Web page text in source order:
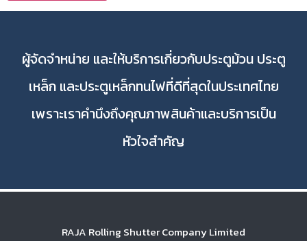
ผู้จัดจำหน่าย และให้บริการเกี่ยวกับประตูม้วน ประตู
เหล็ก และประตูเหล็กทนไฟที่ดีที่สุดในประเทศไทย
เพราะเราคำนึงถึงคุณภาพสินค้าและบริการเป็น
หัวใจสำคัญ
RAJA Rolling Shutter Company Limited